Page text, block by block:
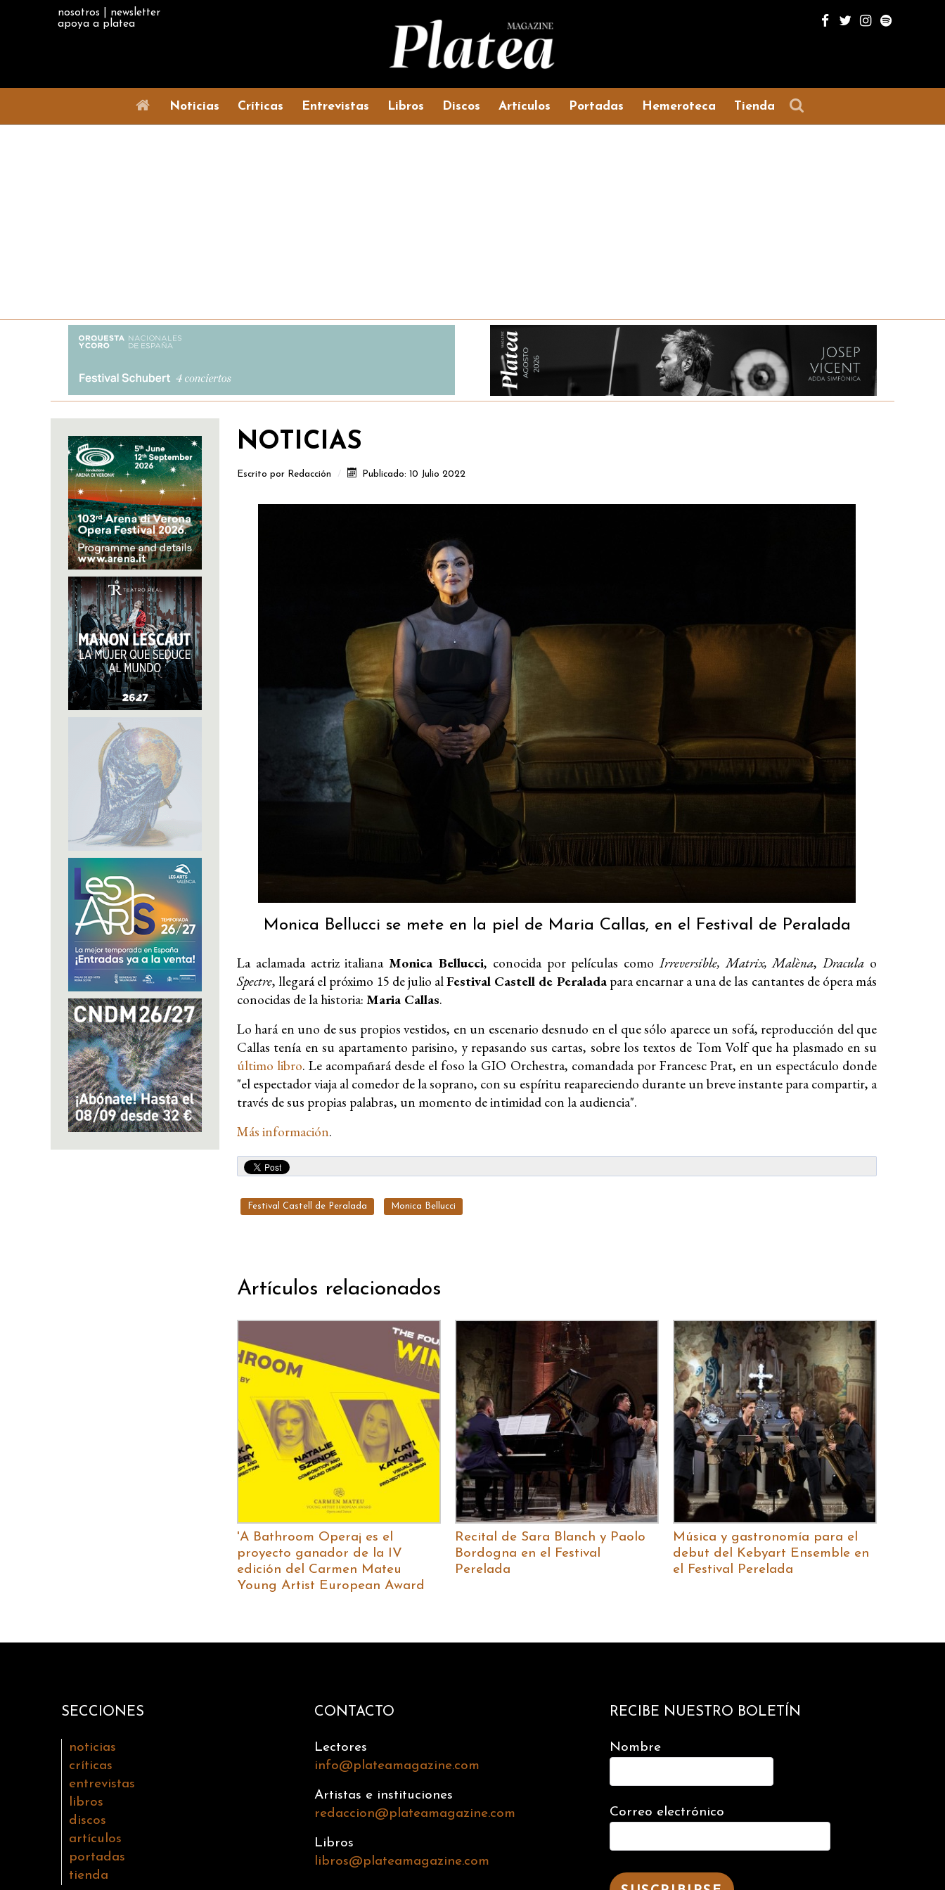
nosotros
newsletter
apoya a platea
Noticias Críticas Entrevistas Libros Discos Artículos Portadas Hemeroteca Tienda
NOTICIAS
Escrito por Redacción Publicado: 10 Julio 2022
Monica Bellucci se mete en la piel de Maria Callas, en el Festival de Peralada
La aclamada actriz italianaMonica Bellucci, conocida por películas comoIrreversible, Matrix, Malèna,Dracula o
Spectre, llegará el próximo 15 de julio alFestival Castell de Peraladapara encarnar a una de las cantantes de ópera más
conocidas de la historia: Maria Callas.
Lo hará en uno de sus propios vestidos, en un escenario desnudo en el que sólo aparece un sofá, reproducción del que
Callas tenía en su apartamento parisino, y repasando sus cartas, sobre los textos de Tom Volf que ha plasmado en su
último libro. Le acompañará desde el foso la GIO Orchestra, comandada por Francesc Prat, en un espectáculo donde
"el espectador viaja al comedor de la soprano, con su espíritu reapareciendo durante un breve instante para compartir, a
través de sus propias palabras, un momento de intimidad con la audiencia".
Más información.
Festival Castell de Peralada Monica Bellucci
Artículos relacionados
'A Bathroom Opera¡ es el
proyecto ganador de la IV
edición del Carmen Mateu
Young Artist European Award
Recital de Sara Blanch y Paolo
Bordogna en el Festival
Perelada
Música y gastronomía para el
debut del Kebyart Ensemble en
el Festival Perelada
SECCIONES
noticias
críticas
entrevistas
libros
discos
artículos
portadas
tienda
CONTACTO
Lectores
info@plateamagazine.com
Artistas e instituciones
redaccion@plateamagazine.com
Libros
libros@plateamagazine.com
RECIBE NUESTRO BOLETÍN
Nombre
Correo electrónico